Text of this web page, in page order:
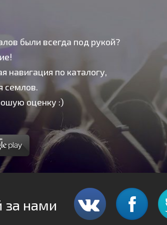
были всегда под рукой?
навигация по каталогу,
семлов.
оценку :)
за нами